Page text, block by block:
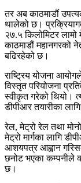
तर अब काठमाडौं
थालेको छ।
२७.५ किलोमिटर
काठमाडौं महानगरको
बढिरहेको छ।
राष्ट्रिय योजना
विस्तृत परियोजना
स्वीकृत गरेको थियो।
डीपीआर तयारीका
रेल, मेट्रो रेल तथा
मेट्रो मार्गका लागि
आशयपत्र आह्वान
छनोट भएका कम्पनीले
छ।